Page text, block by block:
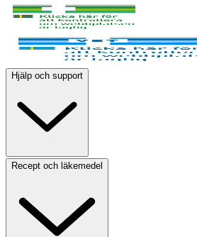
Hjälp och support
Recept och läkemedel